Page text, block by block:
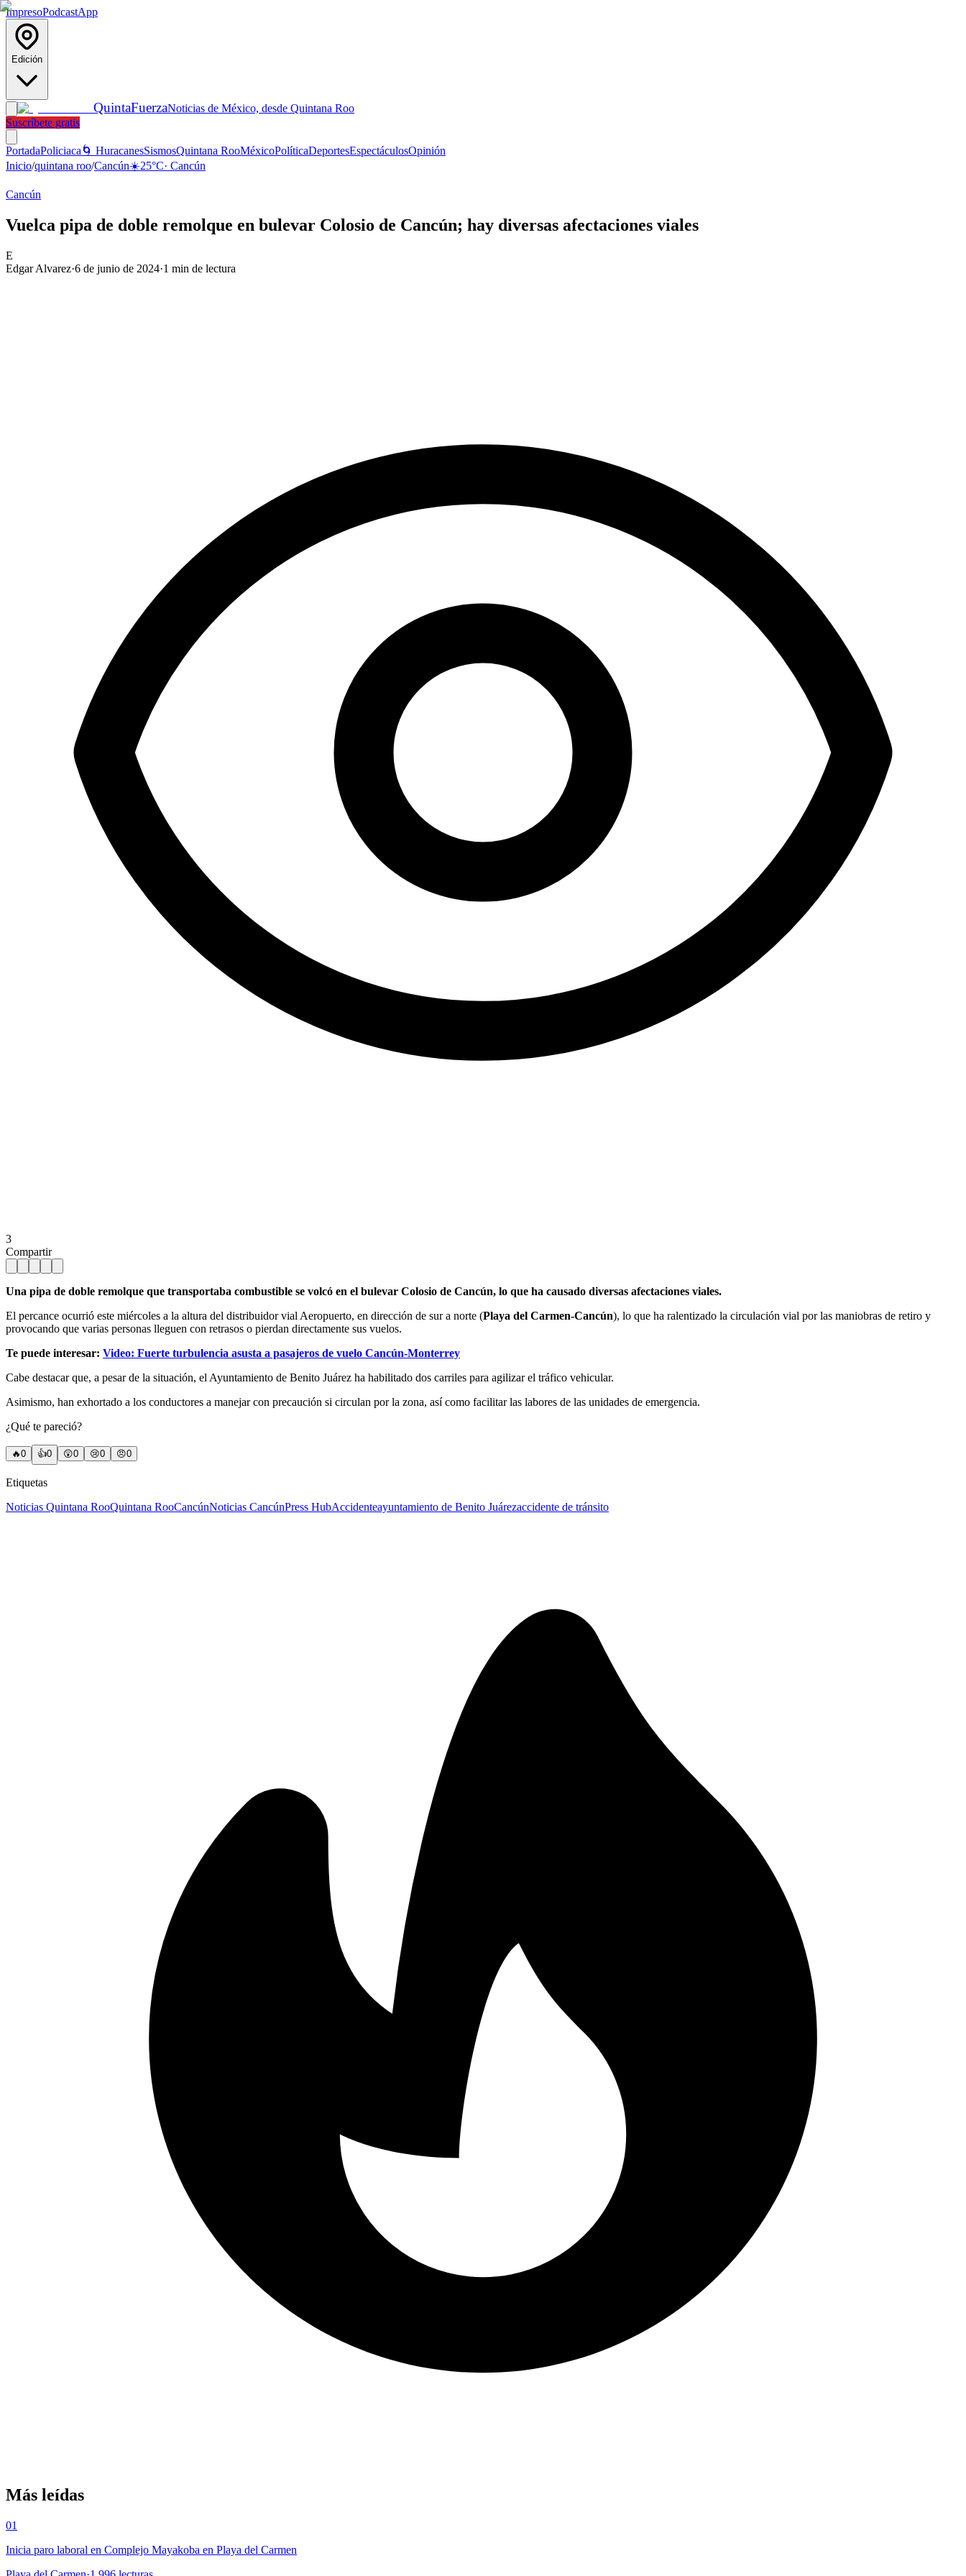
ImpresoPodcastApp
Edición
QuintaFuerzaNoticias de México, desde Quintana Roo
Suscríbete gratis
PortadaPoliciaca 🌀 HuracanesSismosQuintana RooMéxicoPolíticaDeportesEspectáculosOpinión
Inicio/quintana roo/Cancún☀️25°C· Cancún
Cancún
Vuelca pipa de doble remolque en bulevar Colosio de Cancún; hay diversas afectaciones viales
E
Edgar Alvarez·6 de junio de 2024·1 min de lectura
3
Compartir
Una pipa de doble remolque que transportaba combustible se volcó en el bulevar Colosio de Cancún, lo que ha causado diversas afectaciones viales.
El percance ocurrió este miércoles a la altura del distribuidor vial Aeropuerto, en dirección de sur a norte (Playa del Carmen-Cancún), lo que ha ralentizado la circulación vial por las maniobras de retiro y
provocando que varias personas lleguen con retrasos o pierdan directamente sus vuelos.
Te puede interesar: Video: Fuerte turbulencia asusta a pasajeros de vuelo Cancún-Monterrey
Cabe destacar que, a pesar de la situación, el Ayuntamiento de Benito Juárez ha habilitado dos carriles para agilizar el tráfico vehicular.
Asimismo, han exhortado a los conductores a manejar con precaución si circulan por la zona, así como facilitar las labores de las unidades de emergencia.
¿Qué te pareció?
🔥0 👍0 😲0 😢0 😠0
Etiquetas
Noticias Quintana RooQuintana RooCancúnNoticias CancúnPress HubAccidenteayuntamiento de Benito Juárezaccidente de tránsito
Más leídas
01
Inicia paro laboral en Complejo Mayakoba en Playa del Carmen